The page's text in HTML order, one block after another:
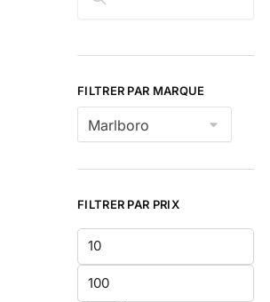
FILTRER PAR MARQUE
FILTRER PAR PRIX
Prix
min
Prix
max